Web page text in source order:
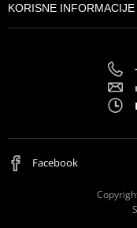
KORISNE INFORMACIJE
Facebook